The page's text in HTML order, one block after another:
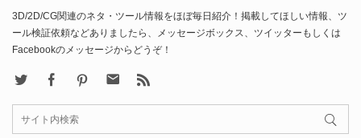
3D/2D/CG関連のネタ・ツール情報をほぼ毎日紹介！掲載してほしい情報、ツ
ール検証依頼などありましたら、メッセージボックス、ツイッターもしくは
Facebookのメッセージからどうぞ！
FacebookPinterest Contact